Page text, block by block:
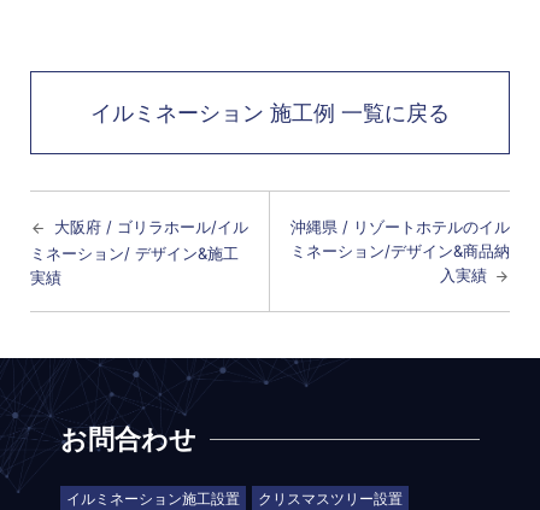
イルミネーション 施工例 一覧に戻る
大阪府 / ゴリラホール/イル
ミネーション/ デザイン&施工
実績
沖縄県 / リゾートホテルのイル
ミネーション/デザイン&商品納
入実績
お問合わせ
イルミネーション施工設置
クリスマスツリー設置